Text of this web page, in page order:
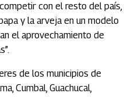
con el resto del país,
y la arveja en un modelo
el aprovechamiento de
de los municipios de
Cumbal, Guachucal,